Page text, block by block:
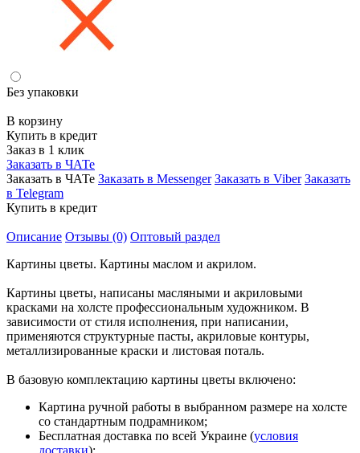
Без упаковки
В корзину
Купить в кредит
Заказ в 1 клик
Заказать в ЧАТе
Заказать в ЧАТе Заказать в Messenger Заказать в Viber Заказать
в Telegram
Купить в кредит
Описание Отзывы (0) Оптовый раздел
Картины цветы. Картины маслом и акрилом.
Картины цветы, написаны масляными и акриловыми
красками на холсте профессиональным художником. В
зависимости от стиля исполнения, при написании,
применяются структурные пасты, акриловые контуры,
металлизированные краски и листовая поталь.
В базовую комплектацию картины цветы включено:
Картина ручной работы в выбранном размере на холсте
со стандартным подрамником;
Бесплатная доставка по всей Украине (условия
доставки);